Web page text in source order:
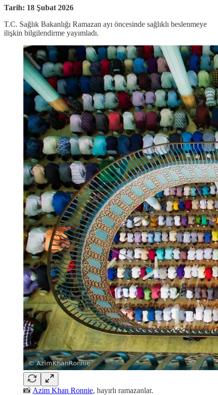
Tarih: 18 Şubat 2026
T.C. Sağlık Bakanlığı Ramazan ayı öncesinde sağlıklı beslenmeye
ilişkin bilgilendirme yayımladı.
📸 Azim Khan Ronnie, hayırlı ramazanlar.